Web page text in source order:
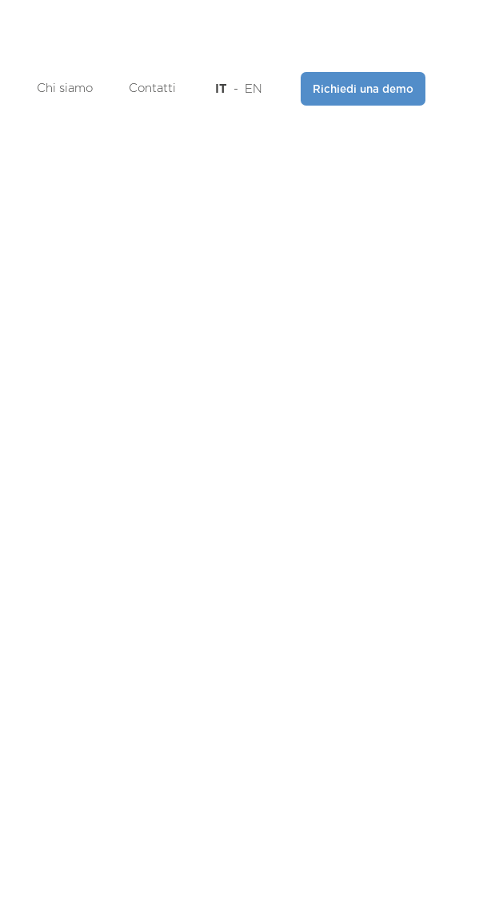
Chi siamo Contatti IT - EN Richiedi una demo